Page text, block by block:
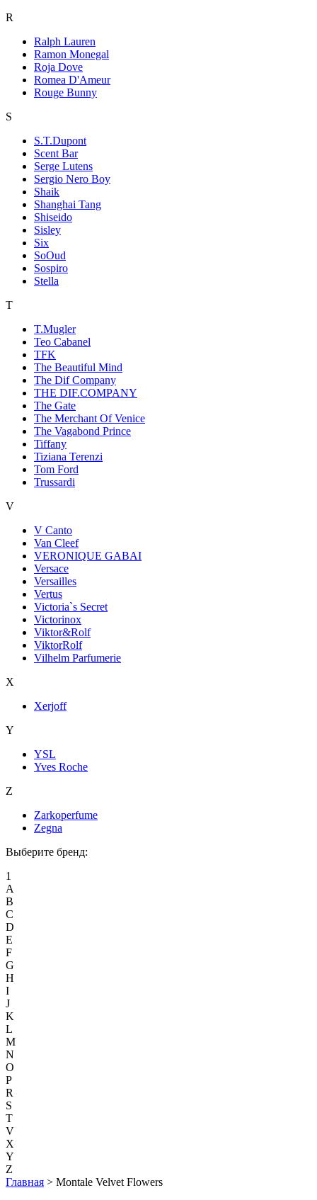
R
Ralph Lauren
Ramon Monegal
Roja Dove
Romea D'Ameur
Rouge Bunny
S
S.T.Dupont
Scent Bar
Serge Lutens
Sergio Nero Boy
Shaik
Shanghai Tang
Shiseido
Sisley
Six
SoOud
Sospiro
Stella
T
T.Mugler
Teo Cabanel
TFK
The Beautiful Mind
The Dif Company
THE DIF.COMPANY
The Gate
The Merchant Of Venice
The Vagabond Prince
Tiffany
Tiziana Terenzi
Tom Ford
Trussardi
V
V Canto
Van Cleef
VERONIQUE GABAI
Versace
Versailles
Vertus
Victoria`s Secret
Victorinox
Viktor&Rolf
ViktorRolf
Vilhelm Parfumerie
X
Xerjoff
Y
YSL
Yves Roche
Z
Zarkoperfume
Zegna
Выберите бренд:
1
A
B
C
D
E
F
G
H
I
J
K
L
M
N
O
P
R
S
T
V
X
Y
Z
Главная > Montale Velvet Flowers